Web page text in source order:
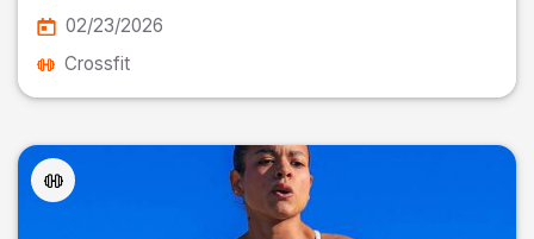
02/23/2026
Crossfit